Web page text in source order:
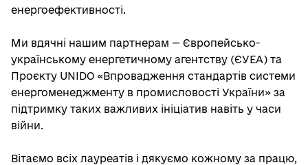
енергоефективності.
Ми вдячні нашим партнерам — Європейсько-
українському енергетичному агентству (ЄУЕА) та
Проєкту UNIDO «Впровадження стандартів системи
енергоменеджменту в промисловості України» за
підтримку таких важливих ініціатив навіть у часи
війни.
Вітаємо всіх лауреатів і дякуємо кожному за працю,